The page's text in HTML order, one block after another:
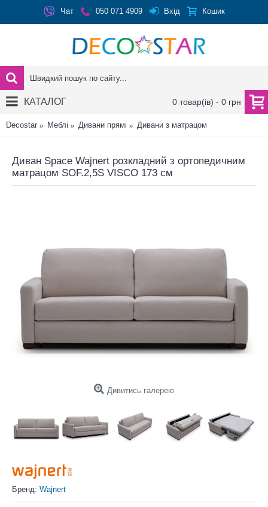
Чат 050 071 4909 Вхід Кошик
0 товар(ів) - 0 грн
КАТАЛОГ
Decostar Меблі Дивани прямі Дивани з матрацом
Диван Space Wajnert розкладний з ортопедичним
матрацом SOF.2,5S VISCO 173 см
Дивитись галерею
Бренд: Wajnert